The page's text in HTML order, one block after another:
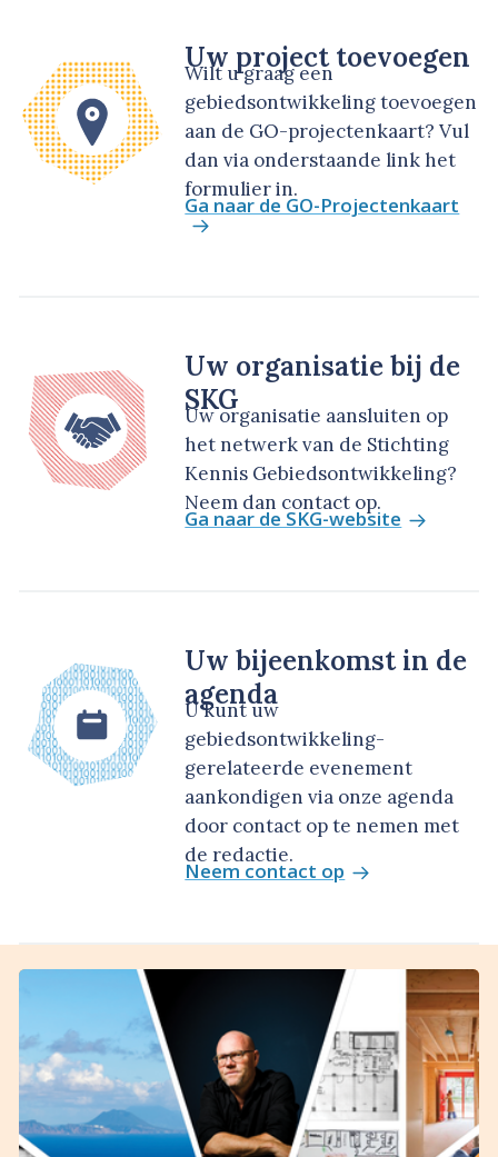
Uw project toevoegen
Wilt u graag een
gebiedsontwikkeling toevoegen
aan de GO-projectenkaart? Vul
dan via onderstaande link het
formulier in.
Ga naar de GO-Projectenkaart
Uw organisatie bij de
SKG
Uw organisatie aansluiten op
het netwerk van de Stichting
Kennis Gebiedsontwikkeling?
Neem dan contact op.
Ga naar de SKG-website
Uw bijeenkomst in de
agenda
U kunt uw
gebiedsontwikkeling-
gerelateerde evenement
aankondigen via onze agenda
door contact op te nemen met
de redactie.
Neem contact op